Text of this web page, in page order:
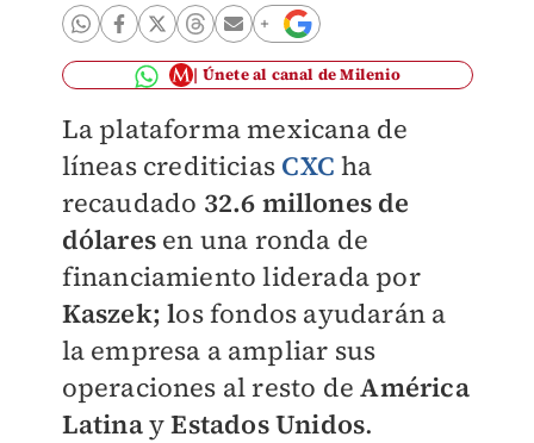
Únete al canal de Milenio
La plataforma mexicana de
líneas crediticias CXC ha
recaudado 32.6 millones de
dólares en una ronda de
financiamiento liderada por
Kaszek; los fondos ayudarán a
la empresa a ampliar sus
operaciones al resto deAmérica
LatinayEstados Unidos.